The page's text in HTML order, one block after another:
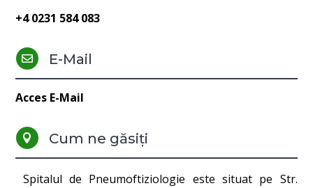
+4 0231 584 083
 E-Mail
Acces E-Mail
 Cum ne găsiți
Spitalul de Pneumoftiziologie este situat pe Str.